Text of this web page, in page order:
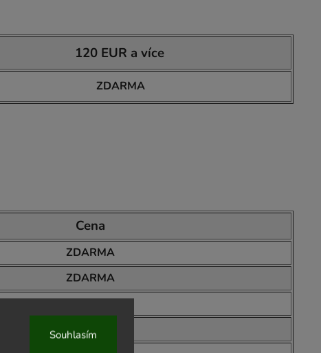
Souhlasím
120 EUR a více
ZDARMA
Cena
ZDARMA
ZDARMA
ZDARMA
ZDARMA